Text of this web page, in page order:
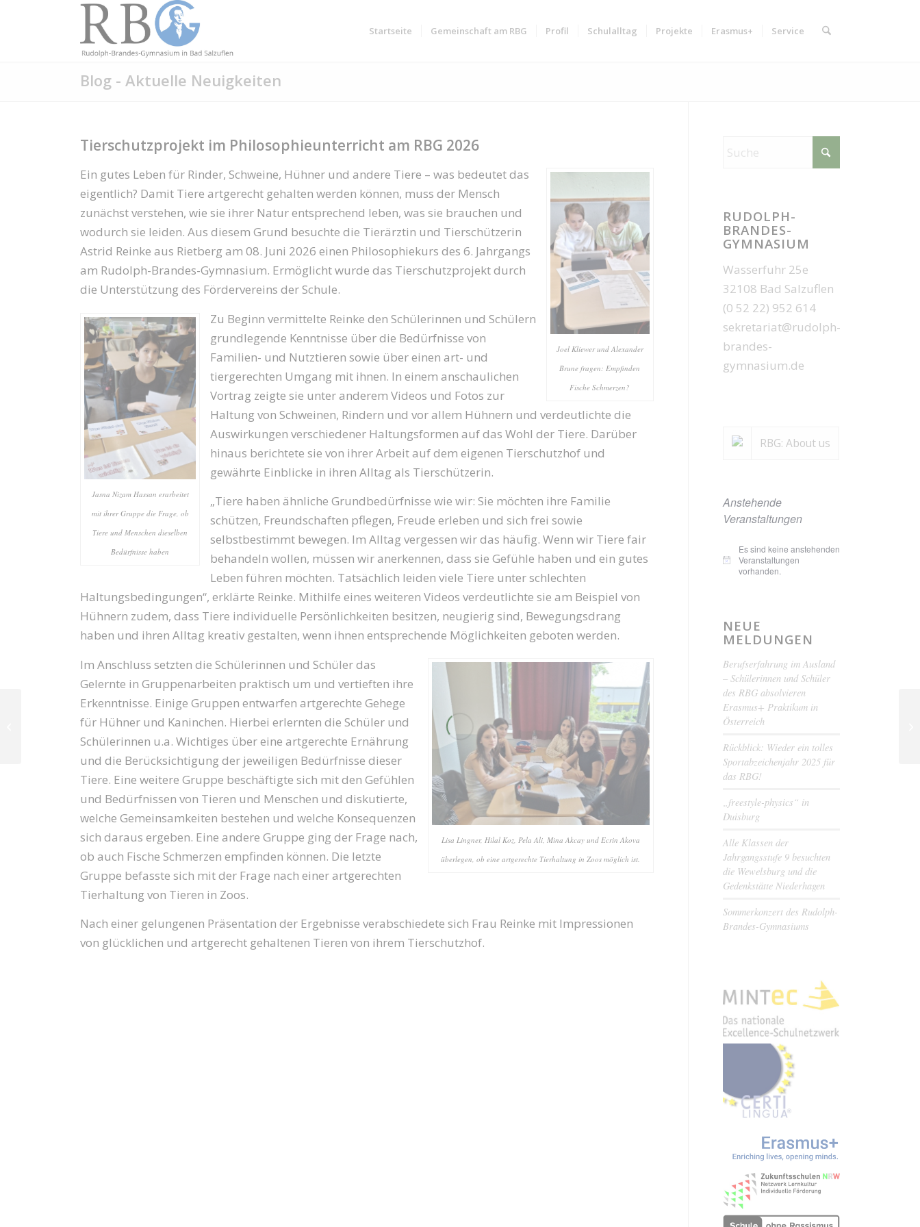
Startseite Gemeinschaft am RBG Profil Schulalltag Projekte Erasmus+ Service
Blog - Aktuelle Neuigkeiten
Tierschutzprojekt im Philosophieunterricht am RBG 2026
Joel Kliewer und Alexander
Brune fragen: Empfinden
Fische Schmerzen?
Ein gutes Leben für Rinder, Schweine, Hühner und andere Tiere – was bedeutet das
eigentlich? Damit Tiere artgerecht gehalten werden können, muss der Mensch
zunächst verstehen, wie sie ihrer Natur entsprechend leben, was sie brauchen und
wodurch sie leiden. Aus diesem Grund besuchte die Tierärztin und Tierschützerin
Astrid Reinke aus Rietberg am 08. Juni 2026 einen Philosophiekurs des 6. Jahrgangs
am Rudolph-Brandes-Gymnasium. Ermöglicht wurde das Tierschutzprojekt durch
die Unterstützung des Fördervereins der Schule.
Jasna Nizam Hassan erarbeitet
mit ihrer Gruppe die Frage, ob
Tiere und Menschen dieselben
Bedürfnisse haben
Zu Beginn vermittelte Reinke den Schülerinnen und Schülern
grundlegende Kenntnisse über die Bedürfnisse von
Familien- und Nutztieren sowie über einen art- und
tiergerechten Umgang mit ihnen. In einem anschaulichen
Vortrag zeigte sie unter anderem Videos und Fotos zur
Haltung von Schweinen, Rindern und vor allem Hühnern und verdeutlichte die
Auswirkungen verschiedener Haltungsformen auf das Wohl der Tiere. Darüber
hinaus berichtete sie von ihrer Arbeit auf dem eigenen Tierschutzhof und
gewährte Einblicke in ihren Alltag als Tierschützerin.
„Tiere haben ähnliche Grundbedürfnisse wie wir: Sie möchten ihre Familie
schützen, Freundschaften pflegen, Freude erleben und sich frei sowie
selbstbestimmt bewegen. Im Alltag vergessen wir das häufig. Wenn wir Tiere fair
behandeln wollen, müssen wir anerkennen, dass sie Gefühle haben und ein gutes
Leben führen möchten. Tatsächlich leiden viele Tiere unter schlechten
Haltungsbedingungen“, erklärte Reinke. Mithilfe eines weiteren Videos verdeutlichte sie am Beispiel von
Hühnern zudem, dass Tiere individuelle Persönlichkeiten besitzen, neugierig sind, Bewegungsdrang
haben und ihren Alltag kreativ gestalten, wenn ihnen entsprechende Möglichkeiten geboten werden.
Lisa Lingner, Hilal Koz, Pela Ali, Mina Akcay und Ecrin Akova
überlegen, ob eine artgerechte Tierhaltung in Zoos möglich ist.
Im Anschluss setzten die Schülerinnen und Schüler das
Gelernte in Gruppenarbeiten praktisch um und vertieften ihre
Erkenntnisse. Einige Gruppen entwarfen artgerechte Gehege
für Hühner und Kaninchen. Hierbei erlernten die Schüler und
Schülerinnen u.a. Wichtiges über eine artgerechte Ernährung
und die Berücksichtigung der jeweiligen Bedürfnisse dieser
Tiere. Eine weitere Gruppe beschäftigte sich mit den Gefühlen
und Bedürfnissen von Tieren und Menschen und diskutierte,
welche Gemeinsamkeiten bestehen und welche Konsequenzen
sich daraus ergeben. Eine andere Gruppe ging der Frage nach,
ob auch Fische Schmerzen empfinden können. Die letzte
Gruppe befasste sich mit der Frage nach einer artgerechten
Tierhaltung von Tieren in Zoos.
Nach einer gelungenen Präsentation der Ergebnisse verabschiedete sich Frau Reinke mit Impressionen
von glücklichen und artgerecht gehaltenen Tieren von ihrem Tierschutzhof.
RUDOLPH-
BRANDES-
GYMNASIUM
Wasserfuhr 25e
32108 Bad Salzuflen
(0 52 22) 952 614
sekretariat@rudolph-
brandes-
gymnasium.de
RBG: About us
Anstehende
Veranstaltungen
Hinweis
Es sind keine anstehenden
Veranstaltungen
vorhanden.
NEUE
MELDUNGEN
Berufserfahrung im Ausland
– Schülerinnen und Schüler
des RBG absolvieren
Erasmus+ Praktikum in
Österreich
Rückblick: Wieder ein tolles
Sportabzeichenjahr 2025 für
das RBG!
„freestyle-physics“ in
Duisburg
Alle Klassen der
Jahrgangsstufe 9 besuchten
die Wewelsburg und die
Gedenkstätte Niederhagen
Sommerkonzert des Rudolph-
Brandes-Gymnasiums
Gäste aus Kalifornien: Erfolgreicher
Gegenbesuch der Partnerschule